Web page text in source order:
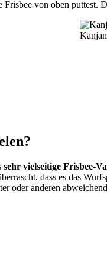
von oben puttest.
sehr vielseitige Frisbee-
dass es das
oder anderen